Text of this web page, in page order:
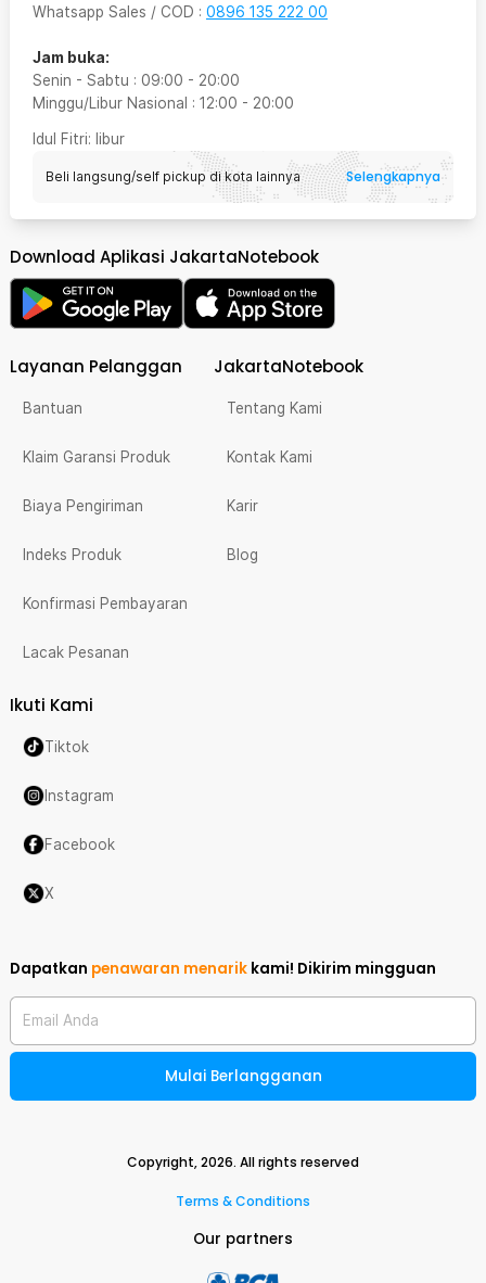
Whatsapp Sales / COD : 0896 135 222 00
Jam buka:
Senin - Sabtu : 09:00 - 20:00
Minggu/Libur Nasional : 12:00 - 20:00
Idul Fitri: libur
Beli langsung/self pickup di kota lainnya Selengkapnya
Download Aplikasi JakartaNotebook
Layanan Pelanggan
Bantuan
Klaim Garansi Produk
Biaya Pengiriman
Indeks Produk
Konfirmasi Pembayaran
Lacak Pesanan
JakartaNotebook
Tentang Kami
Kontak Kami
Karir
Blog
Ikuti Kami
Tiktok
Instagram
Facebook
X
Dapatkan penawaran menarik kami! Dikirim mingguan
Email Anda
Mulai Berlangganan
Copyright,2026. All rights reserved
Terms & Conditions
Our partners